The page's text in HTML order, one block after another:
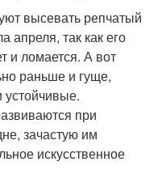
высевать репчатый
апреля, так как его
и ломается. А вот
раньше и гуще,
устойчивые.
при
зачастую им
искусственное